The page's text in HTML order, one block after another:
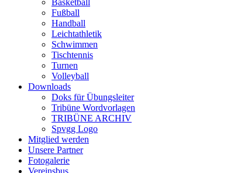
Fußball
Handball
Leichtathletik
Schwimmen
Tischtennis
Turnen
Volleyball
Downloads
Doks für Übungsleiter
Tribüne Wordvorlagen
TRIBÜNE ARCHIV
Spvgg Logo
Mitglied werden
Unsere Partner
Fotogalerie
Vereinsbus